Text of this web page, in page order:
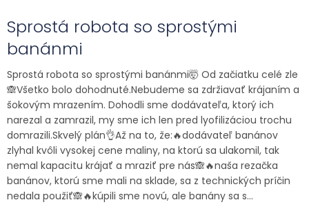
Sprostá robota so sprostými
banánmi
Sprostá robota so sprostými banánmi🤯 Od začiatku celé zle
🙈Všetko bolo dohodnuté.Nebudeme sa zdržiavať krájaním a
šokovým mrazením. Dohodli sme dodávateľa, ktorý ich
narezal a zamrazil, my sme ich len pred lyofilizáciou trochu
domrazili.Skvelý plán👌Až na to, že:🔥dodávateľ banánov
zlyhal kvôli vysokej cene maliny, na ktorú sa ulakomil, tak
nemal kapacitu krájať a mraziť pre nás🙈🔥naša rezačka
banánov, ktorú sme mali na sklade, sa z technických príčin
nedala použiť🙈🔥kúpili sme novú, ale banány sa s...